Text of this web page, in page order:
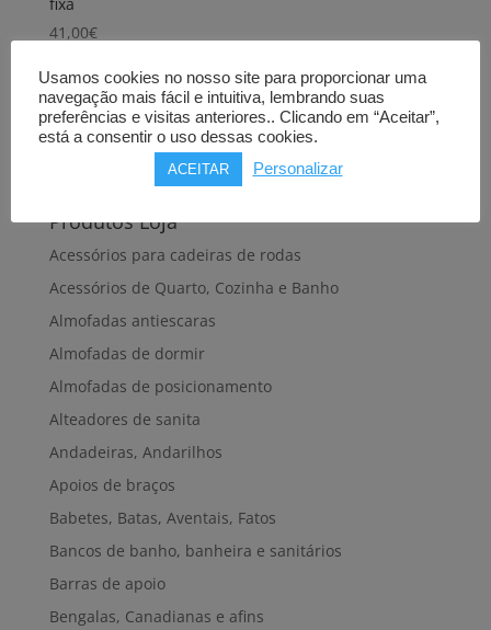
fixa
41,00€
Produtos Loja
Acessórios para cadeiras de rodas
Acessórios de Quarto, Cozinha e Banho
Almofadas antiescaras
Almofadas de dormir
Almofadas de posicionamento
Alteadores de sanita
Andadeiras, Andarilhos
Apoios de braços
Babetes, Batas, Aventais, Fatos
Bancos de banho, banheira e sanitários
Barras de apoio
Bengalas, Canadianas e afins
Usamos cookies no nosso site para proporcionar uma
navegação mais fácil e intuitiva, lembrando suas
preferências e visitas anteriores.. Clicando em “Aceitar”,
está a consentir o uso dessas cookies.
ACEITAR Personalizar